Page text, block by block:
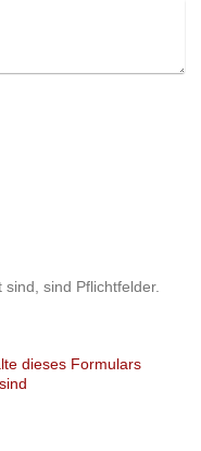
sind Pflichtfelder.
dieses Formulars